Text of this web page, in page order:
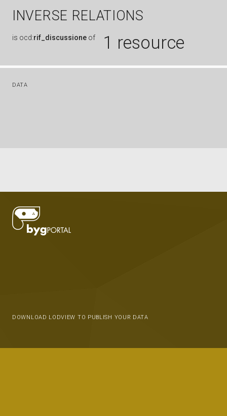
INVERSE RELATIONS
is ocd:rif_discussione of 1 resource
DATA
DOWNLOAD LODVIEW TO PUBLISH YOUR DATA